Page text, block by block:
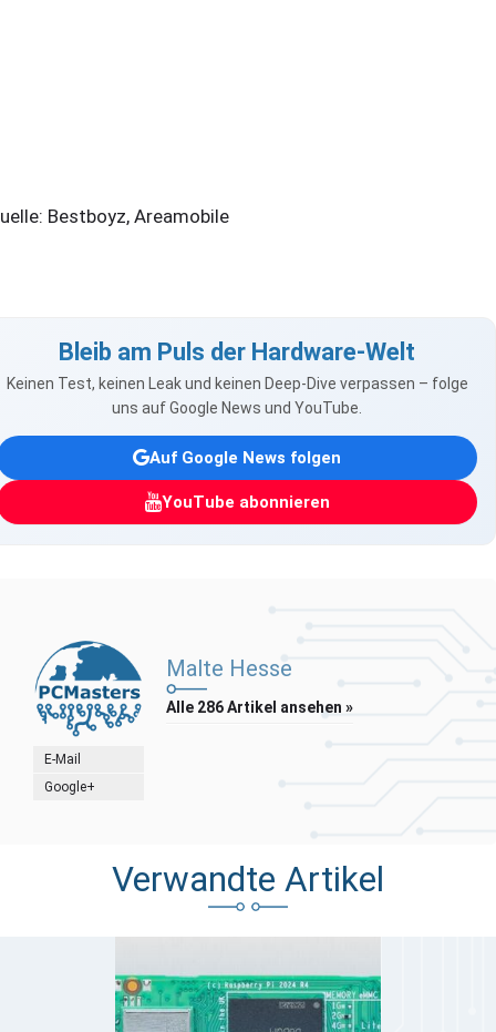
Bestboyz, Areamobile
Bleib am Puls der Hardware-Welt
Keinen Test, keinen Leak und keinen Deep-Dive verpassen – folge
uns auf Google News und YouTube.
Auf Google News folgen
YouTube abonnieren
E-Mail
Google+
Malte Hesse
Alle 286 Artikel ansehen »
Verwandte Artikel